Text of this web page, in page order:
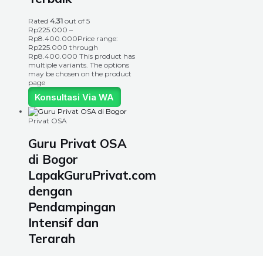
Rated 4.31 out of 5
Rp225.000 –
Rp8.400.000Price range:
Rp225.000 through
Rp8.400.000 This product has
multiple variants. The options
may be chosen on the product
page
Konsultasi Via WA
Privat OSA
Guru Privat OSA
di Bogor
LapakGuruPrivat.com
dengan
Pendampingan
Intensif dan
Terarah